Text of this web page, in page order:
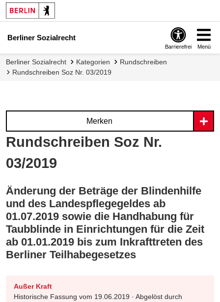
Berliner Sozialrecht
Barrierefrei Menü
Berliner Sozialrecht Kategorien
Rundschreiben
Rundschreiben Soz Nr. 03/2019
Rundschreiben Soz Nr.
03/2019
Merken
Änderung der Beträge der Blindenhilfe
und des Landespflegegeldes ab
01.07.2019 sowie die Handhabung für
Taubblinde in Einrichtungen für die Zeit
ab 01.01.2019 bis zum Inkrafttreten des
Berliner Teilhabegesetzes
Außer Kraft
Historische Fassung vom 19.06.2019 · Abgelöst durch